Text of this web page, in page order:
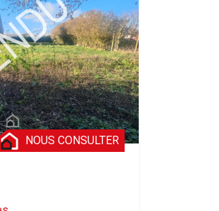
NOUS CONSULTER